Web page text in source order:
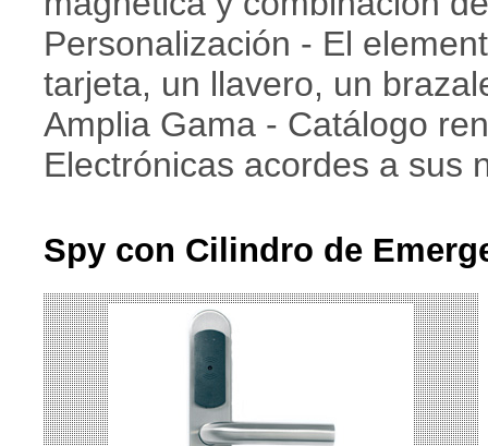
Personalización - El
tarjeta, un llavero, un
Amplia Gama - Catálogo
Electrónicas acordes a sus
Spy con Cilindro de